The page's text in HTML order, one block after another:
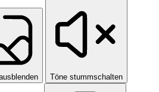
Töne stummschalten